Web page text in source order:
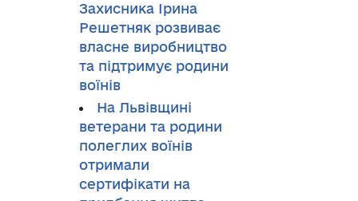
Захисника Ірина
Решетняк розвиває
власне виробництво
та підтримує родини
воїнів
На Львівщині
ветерани та родини
полеглих воїнів
отримали
сертифікати на